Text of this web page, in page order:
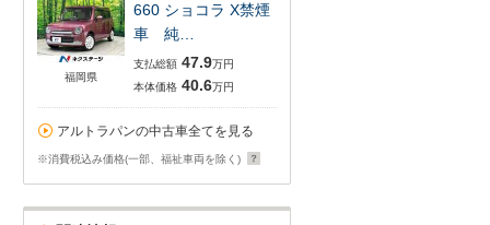
福岡県
660 ショコラ X禁煙
車 純…
支払総額 47.9万円
本体価格 40.6万円
アルトラパンの中古車全てを見る
※消費税込み価格(一部、福祉車両を除く)